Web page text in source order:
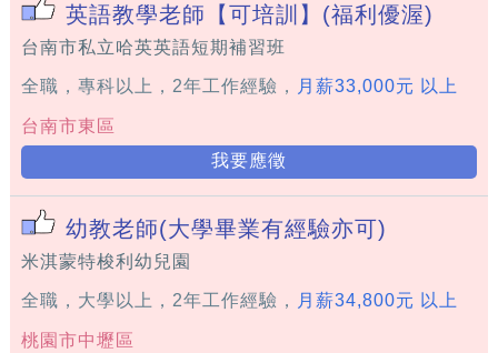
英語教學老師【可培訓】(福利優渥)
台南市私立哈英英語短期補習班
全職，專科以上，2年工作經驗， 月薪33,000元 以上
台南市東區
我要應徵
幼教老師(大學畢業有經驗亦可)
米淇蒙特梭利幼兒園
全職，大學以上，2年工作經驗， 月薪34,800元 以上
桃園市中壢區